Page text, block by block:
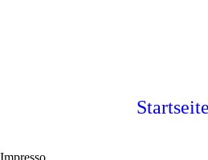
Startseite
Impresso